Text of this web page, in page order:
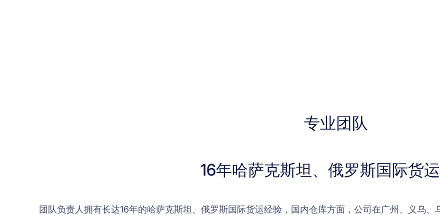
专业团队
16年哈萨克斯坦、俄罗斯国际货
团队负责人拥有长达16年的哈萨克斯坦、俄罗斯国际货运经验，国内仓库方面，公司在广州、义乌、